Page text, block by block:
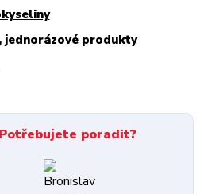
jednorázové produkty
Potřebujete poradit?